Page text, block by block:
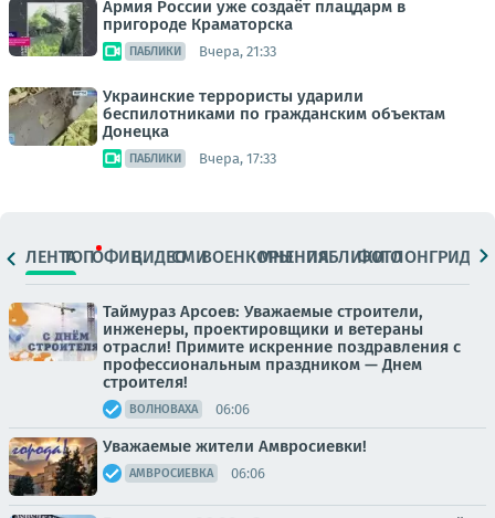
Армия России уже создаёт плацдарм в
пригороде Краматорска
ПАБЛИКИ Вчера, 21:33
Украинские террористы ударили
беспилотниками по гражданским объектам
Донецка
ПАБЛИКИ Вчера, 17:33
ЛЕНТАТОПОФИЦ.ВИДЕОСМИВОЕНКОРЫМНЕНИЯПАБЛИКИ
ФОТОЛОНГРИДЫ
Таймураз Арсоев: Уважаемые строители,
инженеры, проектировщики и ветераны
отрасли! Примите искренние поздравления с
профессиональным праздником — Днем
строителя!
ВОЛНОВАХА 06:06
Уважаемые жители Амвросиевки!
АМВРОСИЕВКА 06:06